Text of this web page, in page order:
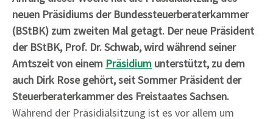
neuen Präsidiums der Bundessteuerberaterkammer
(BStBK) zum zweiten Mal getagt. Der neue Präsident
der BStBK, Prof. Dr. Schwab, wird während seiner
Amtszeit von einem Präsidium unterstützt, zu dem
auch Dirk Rose gehört, seit Sommer Präsident der
Steuerberaterkammer des Freistaates Sachsen.
Während der Präsidialsitzung ist es vor allem um